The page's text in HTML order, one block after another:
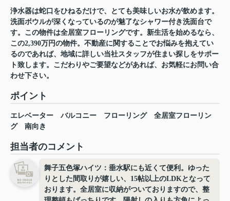
浄水器は蛇口をひねるだけで、とても美味しいお水が飲めます。
洗面ボウルが深くなっているのが魅了なシャワー付き洗面台で
す。この物件は全居室フローリングです。新生活を始めるなら、
この2,390万円の物件。不動産に関することでお悩みを抱えてい
るのであれば、地域に詳しい当社スタッフが住まい探しをサポー
ト致します。こだわりやご要望などがあれば、お気軽にお問い合
わせ下さい。
ポイント
エレベーター バルコニー フローリング
全居室フローリン
グ
南向き
担当者のコメント
舞子五色塚ハイツ：垂水駅にも近くて便利。ゆった
りとした間取りが嬉しい、15帖以上のLDKとなって
おります。全居室に収納がついておりますので、整